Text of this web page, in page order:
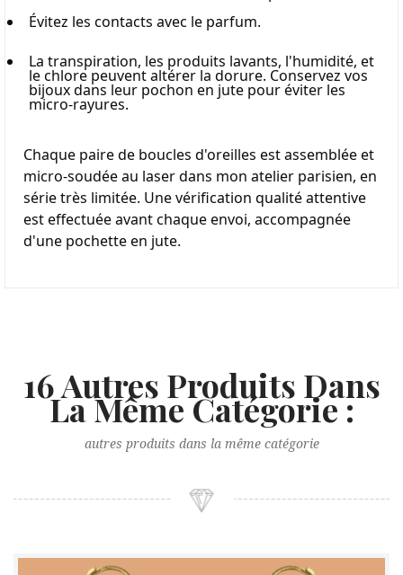
Évitez les contacts avec le parfum.
La transpiration, les produits lavants, l'humidité, et
le chlore peuvent altérer la dorure. Conservez vos
bijoux dans leur pochon en jute pour éviter les
micro-rayures.
Chaque paire de boucles d'oreilles est assemblée et
micro-soudée au laser dans mon atelier parisien, en
série très limitée. Une vérification qualité attentive
est effectuée avant chaque envoi, accompagnée
d'une pochette en jute.
16 Autres Produits Dans
La Même Catégorie :
autres produits dans la même catégorie